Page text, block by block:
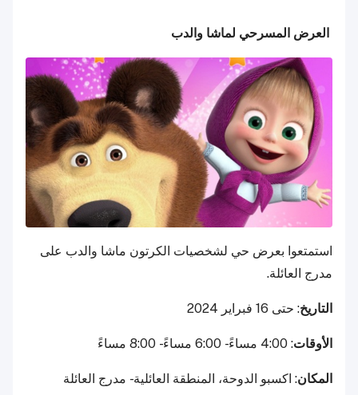
العرض المسرحي لماشا والدب
استمتعوا بعرض حي لشخصيات الكرتون ماشا والدب على
مدرج العائلة.
التاريخ: حتى 16 فبراير 2024
الأوقات: 4:00 مساءً - 6:00 مساءً - 8:00 مساءً
المكان: اكسبو الدوحة، المنطقة العائلية - مدرج العائلة